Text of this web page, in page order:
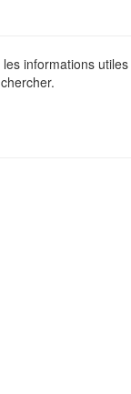
informations